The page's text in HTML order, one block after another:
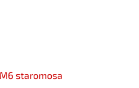
staromosa